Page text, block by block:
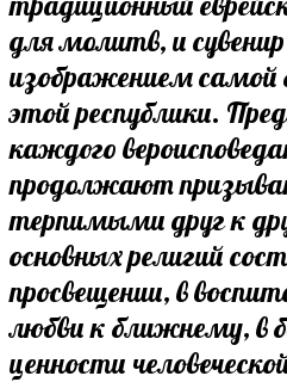
для молитв, и
изображением самой
этой республики.
каждого
продолжают
терпимыми друг к
основных религий
просвещении, в
любви к ближнему, в
ценности